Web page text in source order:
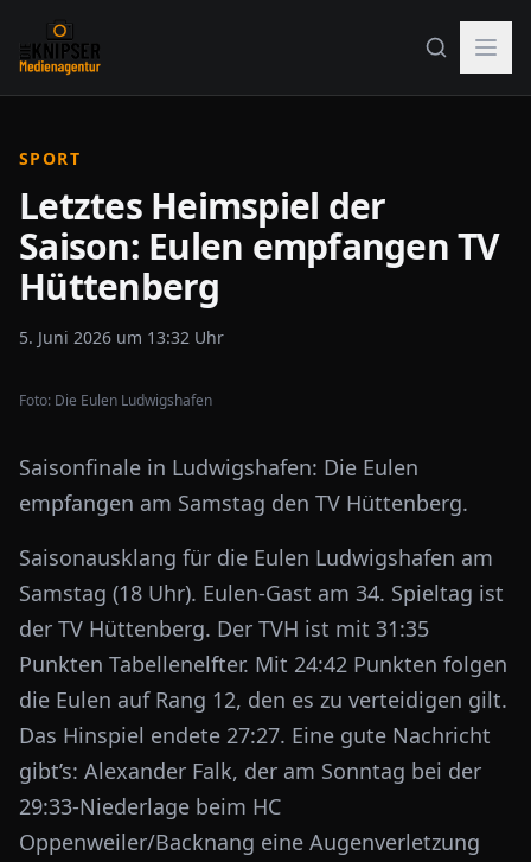
SPORT
Letztes Heimspiel der
Saison: Eulen empfangen TV
Hüttenberg
5. Juni 2026 um 13:32 Uhr
Foto: Die Eulen Ludwigshafen
Saisonfinale in Ludwigshafen: Die Eulen
empfangen am Samstag den TV Hüttenberg.
Saisonausklang für die Eulen Ludwigshafen am
Samstag (18 Uhr). Eulen-Gast am 34. Spieltag ist
der TV Hüttenberg. Der TVH ist mit 31:35
Punkten Tabellenelfter. Mit 24:42 Punkten folgen
die Eulen auf Rang 12, den es zu verteidigen gilt.
Das Hinspiel endete 27:27. Eine gute Nachricht
gibt’s: Alexander Falk, der am Sonntag bei der
29:33-Niederlage beim HC
Oppenweiler/Backnang eine Augenverletzung